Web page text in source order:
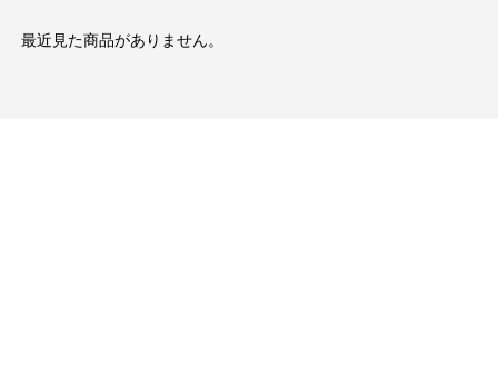
最近見た商品がありません。